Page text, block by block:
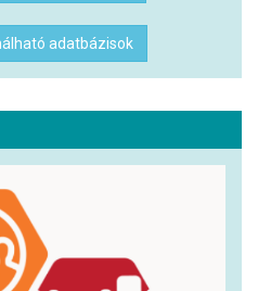
adatbázisok